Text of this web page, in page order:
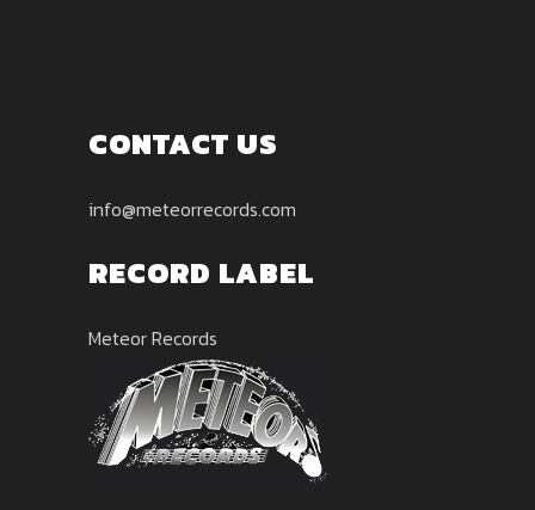
CONTACT US
info@meteorrecords.com
RECORD LABEL
Meteor Records